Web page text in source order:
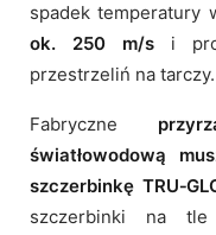
spadek temperatury
ok. 250 m/s i
przestrzeliń na tarczy.
Fabryczne
światłowodową
szczerbinkę
szczerbinki na